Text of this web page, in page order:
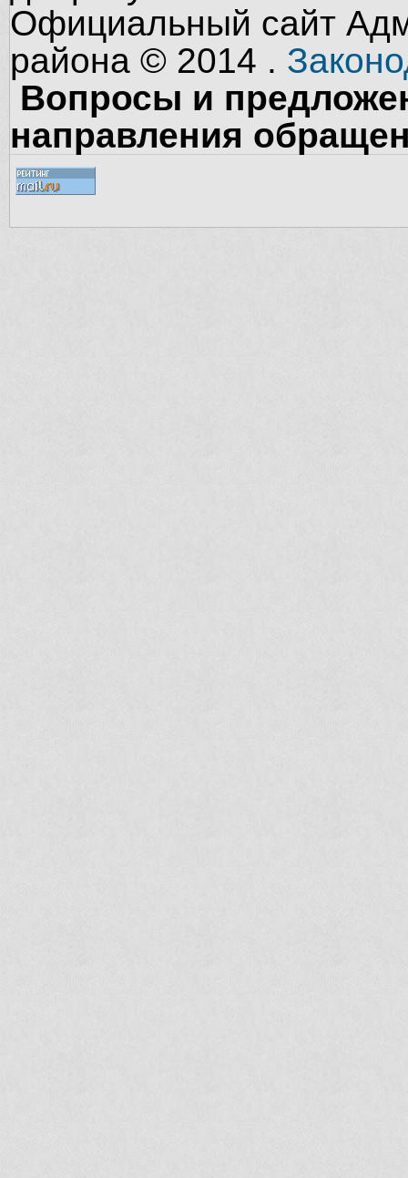
Официальный сайт
района © 2014 .
Вопросы и
направления